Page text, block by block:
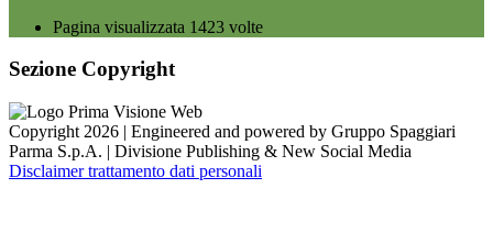
Pagina visualizzata 1423 volte
Sezione Copyright
Copyright 2026 | Engineered and powered by Gruppo Spaggiari
Parma S.p.A. | Divisione Publishing & New Social Media
Disclaimer trattamento dati personali